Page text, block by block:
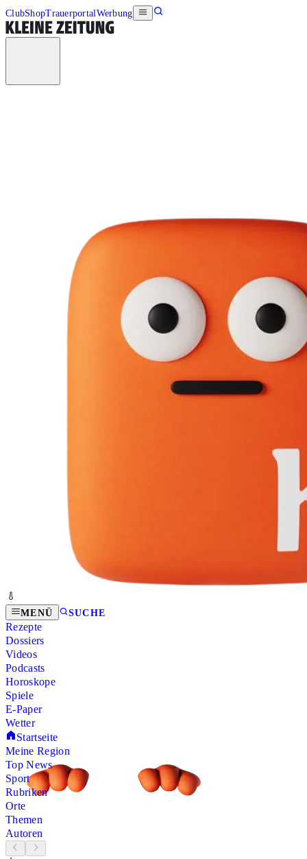
ClubShopTrauerportalWerbung
MENÜ SUCHE
Rezepte
Dossiers
Videos
Podcasts
Horoskope
Spiele
E-Paper
Wetter
Startseite
Meine Region
Top News
Sport
Rubriken
Orte
Themen
Autoren